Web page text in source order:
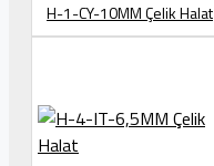
H-1-CY-10MM Çelik Halat